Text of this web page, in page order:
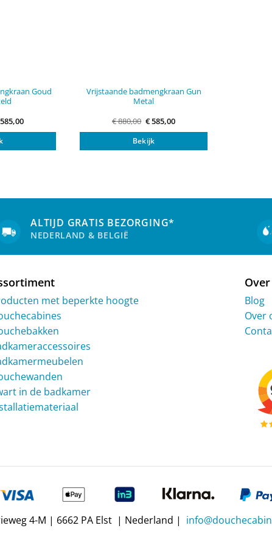
Goud
Huidige
prijs
is:
Vrijstaande badmengkraan Gun
Metal
€880,00 Oorspronkelijke
prijs
was:
€ 880,00.
€585,00Huidige
is:
Bekijk
ALTIJD GRATIS BEZORGING*
NEDERLAND & BELGIË
met beperkte hoogte
in de badkamer
Blog
Over
4-M | 6662 PA Elst | Nederland |